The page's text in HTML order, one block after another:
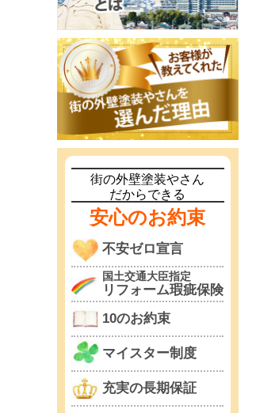
街の外壁塗装やさん
だからできる
安心のお約束
不安ゼロ宣言
国土交通大臣指定
リフォーム瑕疵保険
10のお約束
マイスター制度
充実の長期保証